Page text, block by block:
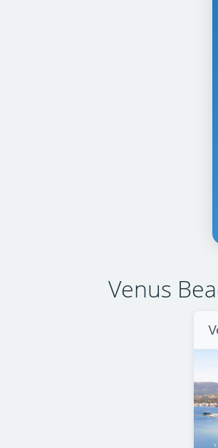
Venus